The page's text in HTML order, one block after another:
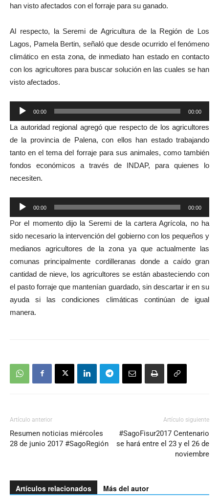
han visto afectados con el forraje para su ganado.
Al respecto, la Seremi de Agricultura de la Región de Los
Lagos, Pamela Bertin, señaló que desde ocurrido el fenómeno
climático en esta zona, de inmediato han estado en contacto
con los agricultores para buscar solución en las cuales se han
visto afectados.
Reproductor
de
audio
00:00 00:00
La autoridad regional agregó que respecto de los agricultores
de la provincia de Palena, con ellos han estado trabajando
tanto en el tema del forraje para sus animales, como también
fondos económicos a través de INDAP, para quienes lo
necesiten.
Reproductor
de
audio
00:00 00:00
Por el momento dijo la Seremi de la cartera Agrícola, no ha
sido necesario la intervención del gobierno con los pequeños y
medianos agricultores de la zona ya que actualmente las
comunas principalmente cordilleranas donde a caído gran
cantidad de nieve, los agricultores se están abasteciendo con
el pasto forraje que mantenían guardado, sin descartar ir en su
ayuda si las condiciones climáticas continúan de igual
manera.
Artículo anterior
Resumen noticias miércoles
28 de junio 2017 #SagoRegión
Artículo siguiente
#SagoFisur2017 Centenario
se hará entre el 23 y el 26 de
noviembre
Artículos relacionados Más del autor